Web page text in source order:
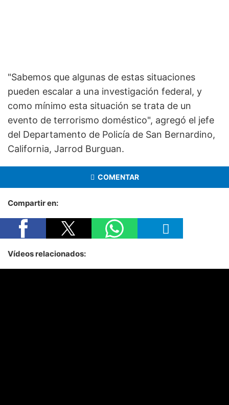
"Sabemos que algunas de estas situaciones
pueden escalar a una investigación federal, y
como mínimo esta situación se trata de un
evento de terrorismo doméstico", agregó el jefe
del Departamento de Policía de San Bernardino,
California, Jarrod Burguan.
COMENTAR
Compartir en:
Vídeos relacionados: